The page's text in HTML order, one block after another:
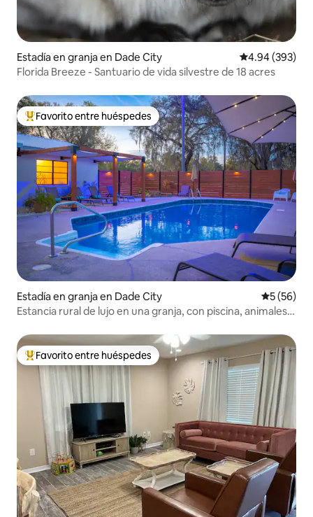
Estadía en granja en Dade City Calificación
4.94 (393)
Florida Breeze - Santuario de vida silvestre de 18 acres
Favorito entre huéspedes preferido
Favorito entre huéspedes
Estadía en granja en Dade City
5 (56)
Estancia rural de lujo en una granja, con piscina, animales y
Favorito entre huéspedes preferido
Favorito entre huéspedes